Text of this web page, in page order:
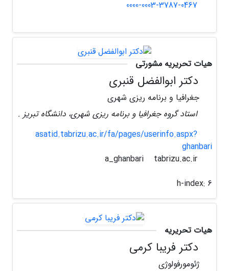
0000-0003-3787-0467
هیات تحریریه مشورتی
دکتر ابوالفضل قنبری
جغرافیا و برنامه ریزی شهری
استاد گروه جغرافیا و برنامه ریزی شهری، دانشگاه تبریز .
asatid.tabrizu.ac.ir/fa/pages/userinfo.aspx?
ghanbari
tabrizu.ac.ir
h-index: 6
هیات تحریریه
دکتر فریبا کرمی
ژئومورفولوژی